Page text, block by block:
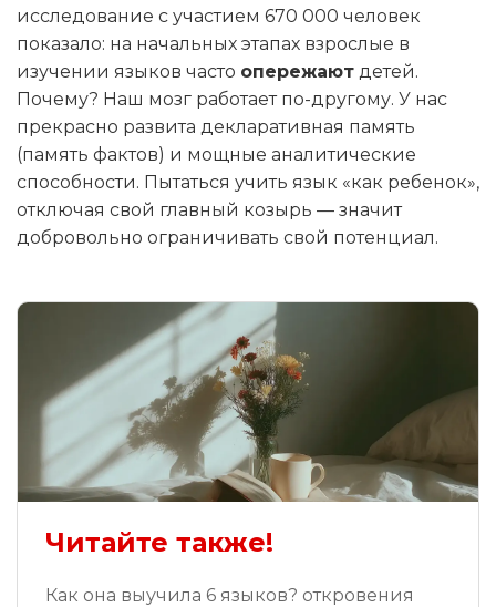
исследование с участием 670 000 человек
показало: на начальных этапах взрослые в
изучении языков часто опережают детей.
Почему? Наш мозг работает по-другому. У нас
прекрасно развита декларативная память
(память фактов) и мощные аналитические
способности. Пытаться учить язык «как ребенок»,
отключая свой главный козырь — значит
добровольно ограничивать свой потенциал.
Читайте также!
Как она выучила 6 языков? откровения